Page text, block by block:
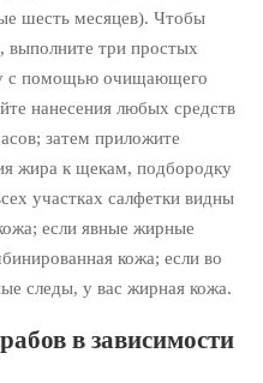
шесть месяцев). Чтобы
выполните три простых
с помощью очищающего
нанесения любых средств
затем приложите
жира к щекам, подбородку
участках салфетки видны
если явные жирные
кожа; если во
следы, у вас жирная кожа.
в зависимости